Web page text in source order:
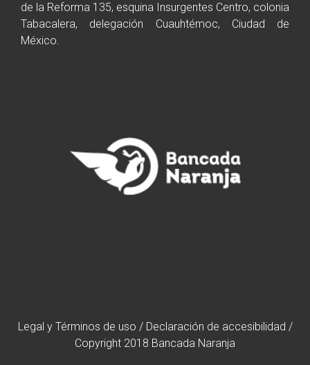
de la Reforma 135, esquina Insurgentes Centro, colonia
Tabacalera, delegación Cuauhtémoc, Ciudad de
México.
Legal y Términos de uso / Declaración de accesibilidad /
Copyright 2018 Bancada Naranja